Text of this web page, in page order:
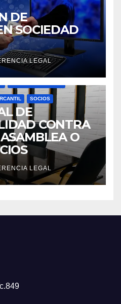
DE
SOCIEDAD
LEGAL
SOCIOS
DE
CONTRA
O
LEGAL